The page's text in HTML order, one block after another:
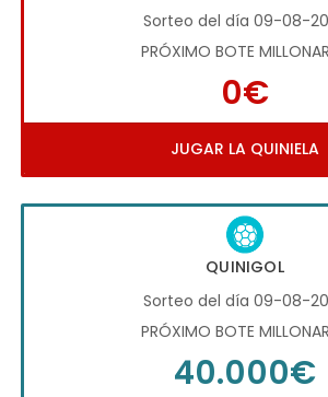
Sorteo del día 09-08-
PRÓXIMO BOTE
0€
JUGAR LA QUINIELA
QUINIGOL
Sorteo del día 09-08-
PRÓXIMO BOTE
40.000€